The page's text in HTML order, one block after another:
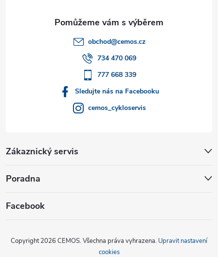
obchod@cemos.cz
734 470 069
777 668 339
Sledujte nás na Facebooku
cemos_cykloservis
Zákaznický servis
Poradna
Facebook
Copyright 2026 CEMOS. Všechna práva vyhrazena. Upravit nastavení
cookies